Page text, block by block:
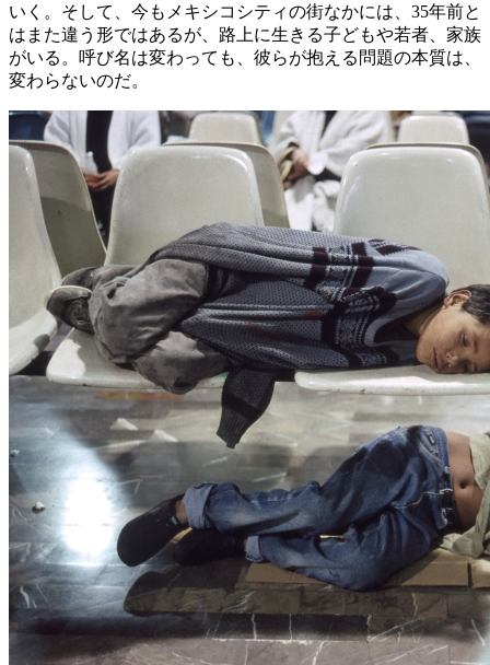
いく。そして、今もメキシコシティの街なかには、35年前と
はまた違う形ではあるが、路上に生きる子どもや若者、家族
がいる。呼び名は変わっても、彼らが抱える問題の本質は、
変わらないのだ。